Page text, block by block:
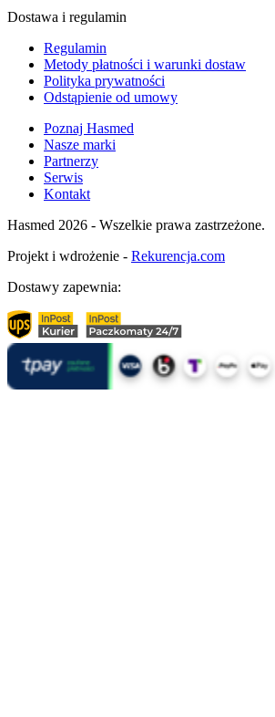
Dostawa i regulamin
Regulamin
Metody płatności i warunki dostaw
Polityka prywatności
Odstąpienie od umowy
Poznaj Hasmed
Nasze marki
Partnerzy
Serwis
Kontakt
Hasmed 2026 - Wszelkie prawa zastrzeżone.
Projekt i wdrożenie - Rekurencja.com
Dostawy zapewnia: